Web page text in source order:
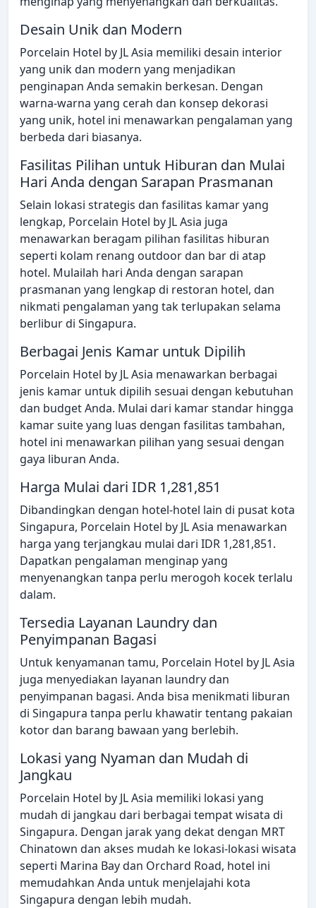
Desain Unik dan Modern
Porcelain Hotel by JL Asia memiliki desain interior
yang unik dan modern yang menjadikan
penginapan Anda semakin berkesan. Dengan
warna-warna yang cerah dan konsep dekorasi
yang unik, hotel ini menawarkan pengalaman yang
berbeda dari biasanya.
Fasilitas Pilihan untuk Hiburan dan Mulai
Hari Anda dengan Sarapan Prasmanan
Selain lokasi strategis dan fasilitas kamar yang
lengkap, Porcelain Hotel by JL Asia juga
menawarkan beragam pilihan fasilitas hiburan
seperti kolam renang outdoor dan bar di atap
hotel. Mulailah hari Anda dengan sarapan
prasmanan yang lengkap di restoran hotel, dan
nikmati pengalaman yang tak terlupakan selama
berlibur di Singapura.
Berbagai Jenis Kamar untuk Dipilih
Porcelain Hotel by JL Asia menawarkan berbagai
jenis kamar untuk dipilih sesuai dengan kebutuhan
dan budget Anda. Mulai dari kamar standar hingga
kamar suite yang luas dengan fasilitas tambahan,
hotel ini menawarkan pilihan yang sesuai dengan
gaya liburan Anda.
Harga Mulai dari IDR 1,281,851
Dibandingkan dengan hotel-hotel lain di pusat kota
Singapura, Porcelain Hotel by JL Asia menawarkan
harga yang terjangkau mulai dari IDR 1,281,851.
Dapatkan pengalaman menginap yang
menyenangkan tanpa perlu merogoh kocek terlalu
dalam.
Tersedia Layanan Laundry dan
Penyimpanan Bagasi
Untuk kenyamanan tamu, Porcelain Hotel by JL Asia
juga menyediakan layanan laundry dan
penyimpanan bagasi. Anda bisa menikmati liburan
di Singapura tanpa perlu khawatir tentang pakaian
kotor dan barang bawaan yang berlebih.
Lokasi yang Nyaman dan Mudah di
Jangkau
Porcelain Hotel by JL Asia memiliki lokasi yang
mudah di jangkau dari berbagai tempat wisata di
Singapura. Dengan jarak yang dekat dengan MRT
Chinatown dan akses mudah ke lokasi-lokasi wisata
seperti Marina Bay dan Orchard Road, hotel ini
memudahkan Anda untuk menjelajahi kota
Singapura dengan lebih mudah.